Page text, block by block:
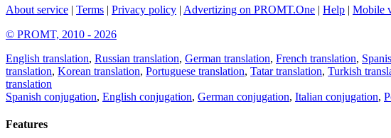
About service | Terms | Privacy policy | Advertizing on PROMT.One | Help | Mobile
© PROMT, 2010 - 2026
English translation, Russian translation, German translation, French translation,
translation, Korean translation, Portuguese translation, Tatar translation, Turkish
translation
Spanish conjugation, English conjugation, German conjugation, Italian conjugation,
Features